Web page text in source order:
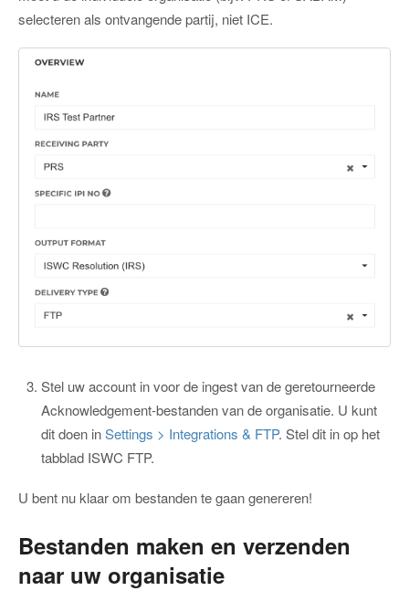
selecteren als ontvangende partij, niet ICE.
Stel uw account in voor de ingest van de geretourneerde
Acknowledgement-bestanden van de organisatie. U kunt
dit doen inSettings > Integrations & FTP. Stel dit in op het
tabblad ISWC FTP.
U bent nu klaar om bestanden te gaan genereren!
Bestanden maken en verzenden
naar uw organisatie